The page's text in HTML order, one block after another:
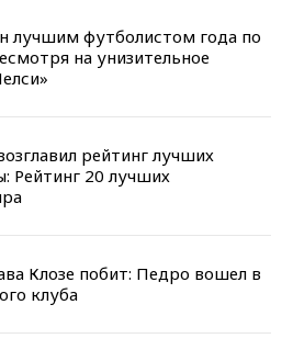
лучшим футболистом года по
на унизительное
рейтинг лучших
Рейтинг 20 лучших
Клозе побит: Педро вошел в
клуба